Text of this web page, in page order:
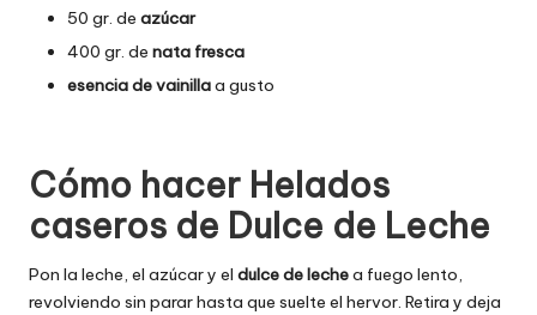
50 gr. de azúcar
400 gr. de nata fresca
esencia de vainillaa gusto
Cómo hacer Helados
caseros de Dulce de Leche
Pon la leche, el azúcar y el dulce de lechea fuego lento,
revolviendo sin parar hasta que suelte el hervor. Retira y deja